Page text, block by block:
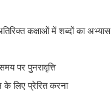
कक्षाओं में शब्दों का अभ्यास
पर पुनरावृत्ति
के लिए प्रेरित करना